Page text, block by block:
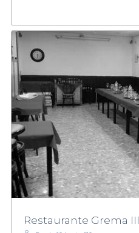
Restaurante Grema III